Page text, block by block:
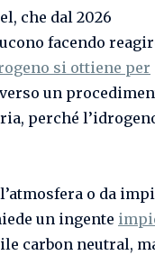
che dal 2026
facendo
si ottiene per
un
perché
o da
un ingente
carbon neutral,